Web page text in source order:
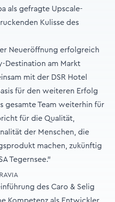
als gefragte Upscale-
Kulisse des
Neueröffnung erfolgreich
Destination am Markt
mit der DSR Hotel
für den weiteren Erfolg
gesamte Team weiterhin für
für die Qualität,
der Menschen, die
machen, zukünftig
Tegernsee."
des Caro & Selig